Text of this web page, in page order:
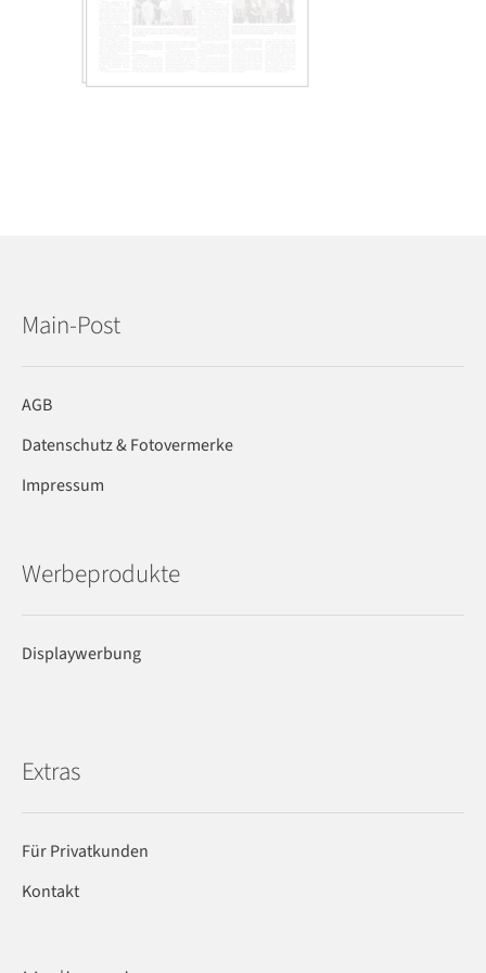
Main-Post
AGB
Datenschutz & Fotovermerke
Impressum
Werbeprodukte
Displaywerbung
Extras
Für Privatkunden
Kontakt